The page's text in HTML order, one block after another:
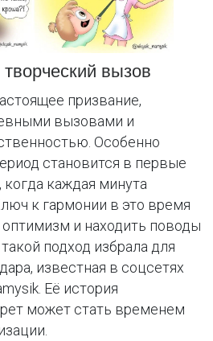
вызов
призвание,
вызовами и
Особенно
становится в первые
каждая минута
к гармонии в это время
и находить поводы
подход избрала для
известная в соцсетях
Её история
может стать временем